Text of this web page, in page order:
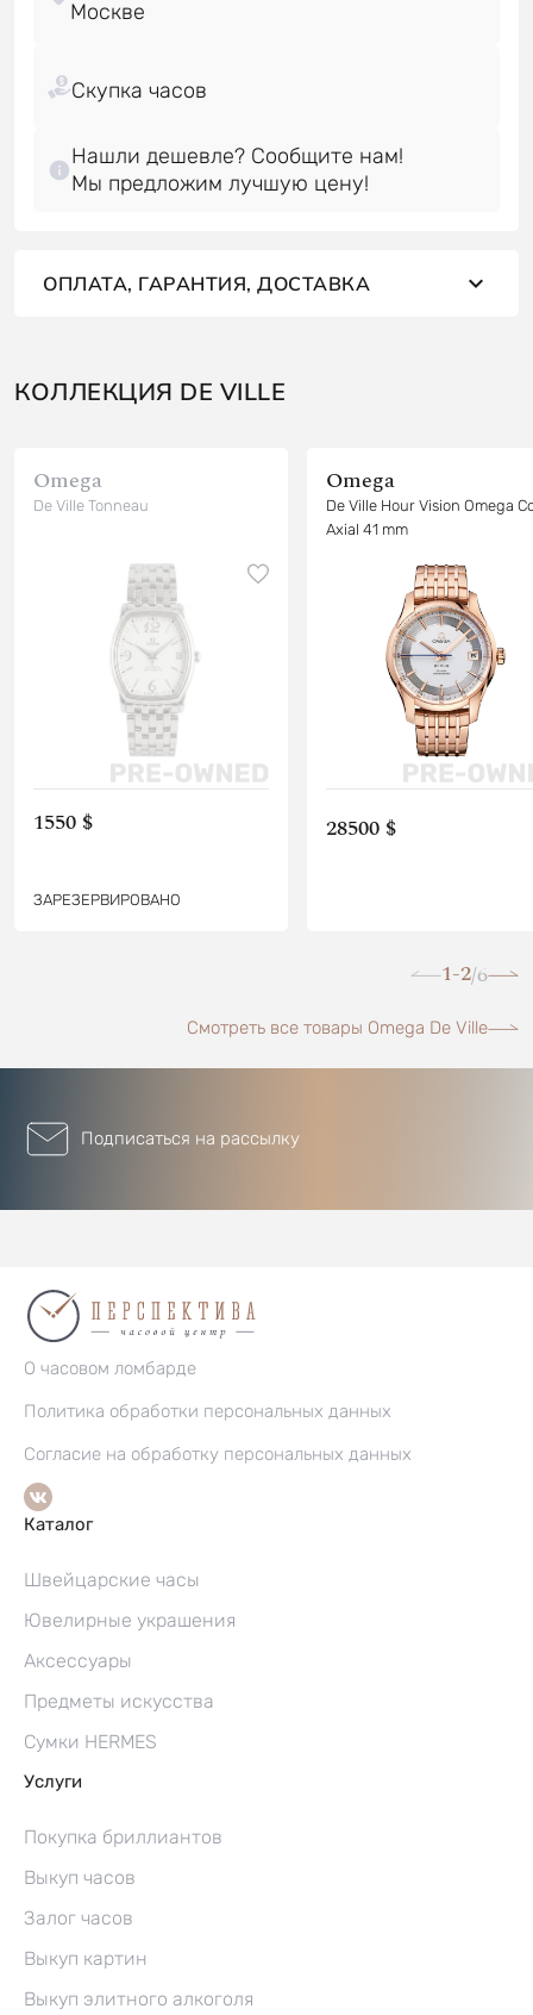
Нашли дешевле? Сообщите нам!
Мы предложим лучшую цену!
ОПЛАТА, ГАРАНТИЯ, ДОСТАВКА
КОЛЛЕКЦИЯ DE VILLE
Omega
De Ville Tonneau
1550 $
ЗАРЕЗЕРВИРОВАНО
Omega
De Ville Hour Vision Omega
Axial 41 mm
28500 $
1-2/6
Смотреть все товары Omega De Ville
Подписаться на рассылку
О часовом ломбарде
Политика обработки персональных данных
Согласие на обработку персональных данных
Каталог
Швейцарские часы
Ювелирные украшения
Аксессуары
Предметы искусства
Сумки HERMES
Услуги
Покупка бриллиантов
Выкуп часов
Залог часов
Выкуп картин
Выкуп элитного алкоголя